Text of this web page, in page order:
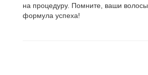
на процедуру. Помните, ваши
формула успеха!